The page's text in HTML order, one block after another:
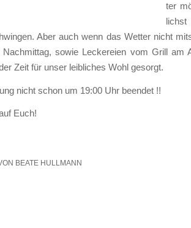
ter
lichst
Aber auch wenn das Wet­ter nicht
sowie Lecke­rei­en vom Grill am
Zeit für unser leib­li­ches Wohl gesorgt.
nicht schon um 19:00 Uhr been­det !!
Euch!
BEATE HULLMANN